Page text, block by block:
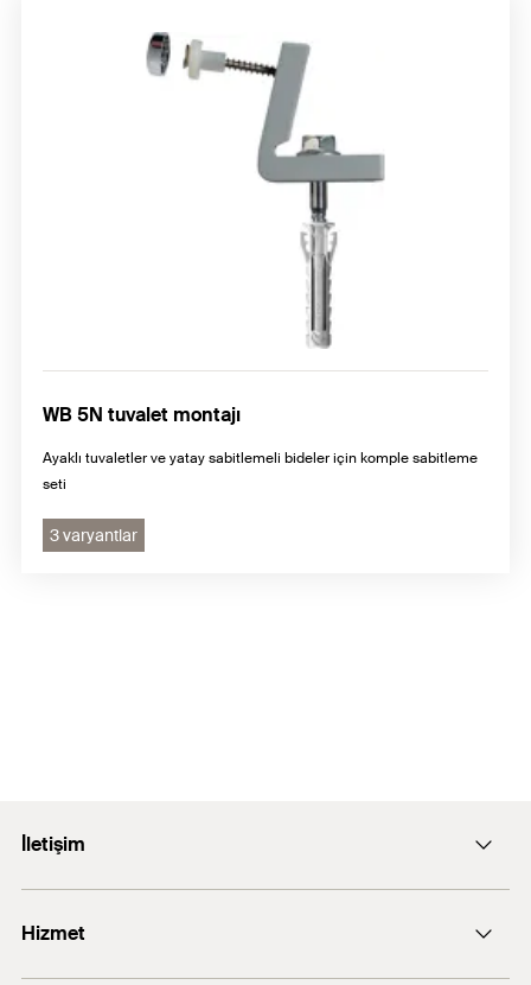
WB 5N tuvalet montajı
Ayaklı tuvaletler ve yatay sabitlemeli bideler için komple sabitleme
seti
3 varyantlar
İletişim
+90 216 326 0066
Hizmet